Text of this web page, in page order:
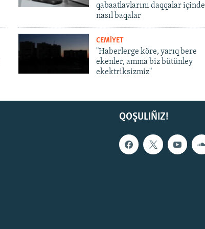
qabaatlavlarını daqqalar içinde
nasıl baqalar
CEMİYET
"Haberlerge köre, yarıq bere
ekenler, amma biz bütünley
ekektriksizmiz"
QOŞULIÑIZ!